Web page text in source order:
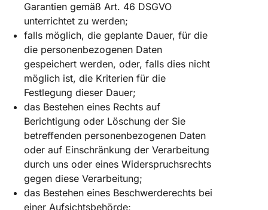
Garantien gemäß Art. 46 DSGVO
unterrichtet zu werden;
falls möglich, die geplante Dauer, für die
die personenbezogenen Daten
gespeichert werden, oder, falls dies nicht
möglich ist, die Kriterien für die
Festlegung dieser Dauer;
das Bestehen eines Rechts auf
Berichtigung oder Löschung der Sie
betreffenden personenbezogenen Daten
oder auf Einschränkung der Verarbeitung
durch uns oder eines Widerspruchsrechts
gegen diese Verarbeitung;
das Bestehen eines Beschwerderechts bei
einer Aufsichtsbehörde;